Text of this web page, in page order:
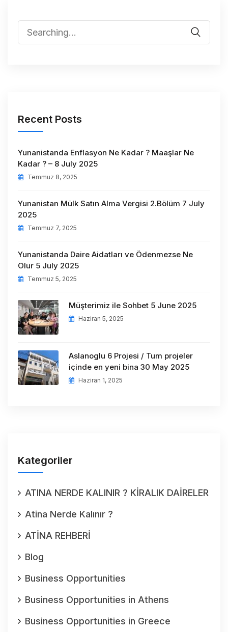
Recent Posts
Yunanistanda Enflasyon Ne Kadar ? Maaşlar Ne
Kadar ? – 8 July 2025
Temmuz 8, 2025
Yunanistan Mülk Satın Alma Vergisi 2.Bölüm 7 July
2025
Temmuz 7, 2025
Yunanistanda Daire Aidatları ve Ödenmezse Ne
Olur 5 July 2025
Temmuz 5, 2025
Müşterimiz ile Sohbet 5 June 2025
Haziran 5, 2025
Aslanoglu 6 Projesi / Tum projeler
içinde en yeni bina 30 May 2025
Haziran 1, 2025
Kategoriler
ATINA NERDE KALINIR ? KİRALIK DAİRELER
Atina Nerde Kalınır ?
ATİNA REHBERİ
Blog
Business Opportunities
Business Opportunities in Athens
Business Opportunities in Greece